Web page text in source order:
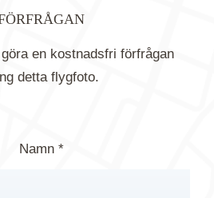
en kostnadsfri förfrågan
detta flygfoto.
Namn *